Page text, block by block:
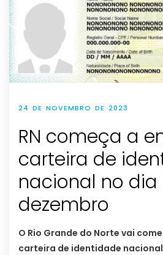
24 DE NOVEMBRO DE 2023
RN começa a
carteira de
nacional no dia
dezembro
O Rio Grande do Norte vai
carteira de identidade nacional